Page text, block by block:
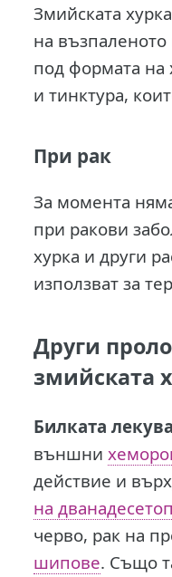
Змийската
на
под формата на
и тинктура,
При рак
За момента
при ракови
хурка и други
използват за
Други
змийската
Билката лекува
външни
действие и
на
черво, рак на
шипове. Също